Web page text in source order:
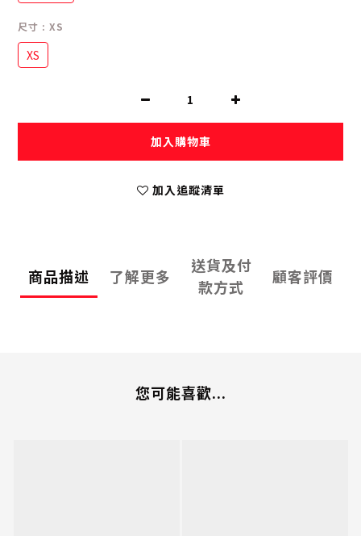
尺寸 : XS
XS
加入購物車
加入追蹤清單
商品描述 了解更多
送貨及付
款方式
顧客評價
您可能喜歡...